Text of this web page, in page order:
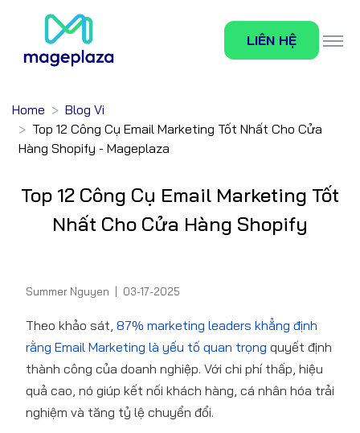
LIÊN HỆ
Home
Blog Vi
Top 12 Công Cụ Email Marketing Tốt Nhất Cho Cửa
Hàng Shopify - Mageplaza
Top 12 Công Cụ Email Marketing Tốt
Nhất Cho Cửa Hàng Shopify
Summer Nguyen 03-17-2025
Theo khảo sát, 87% marketing leaders khẳng định
rằng Email Marketing là yếu tố quan trọng quyết định
thành công của doanh nghiệp. Với chi phí thấp, hiệu
quả cao, nó giúp kết nối khách hàng, cá nhân hóa trải
nghiệm và tăng tỷ lệ chuyển đổi.